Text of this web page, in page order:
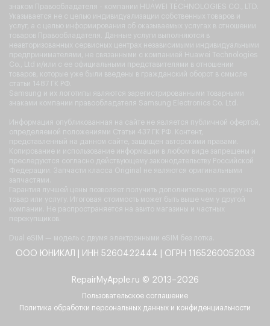
знаком Правообладателя - компании HUAWEI TECHNOLOGIES CO., LTD.
Указывается не с целью индивидуализации собственных товаров и
услуг, а с целью информирования об оказываемых услугах в отношении
товаров Правообладателя. Данные услуги выполняются в
неавторизованных сервисных центрах независимыми индивидуальными
предпринимателями, не связанными с компанией Huawei Technologies
Co., Ltd и/или с ее официальными представителями в отношении
товаров, которые уже были введены в гражданский оборот в смысле
статьи 1487 ГК РФ.
Samsung и их логотипы являются зарегистрированными товарными
знаками компании правообладателя Samsung Electronics Co. Ltd.
Информация опубликованная на сайте не является публичной офертой,
определяемой положениями Статьи 437 ГК РФ. Контент,
представленный на данном сайте, защищен авторскими правами.
Копирование и использование информации в любом виде запрещены и
преследуются согласно действующему законодательству Российской
Федерации. Запчасти класса Original не являются оригинальными
запчастями.
Гарантия лучшей цены позволяет получить дополнительную скидку на
товар или услугу. Итоговая стоимость может быть выше чем у другой
компании. Не распространяется на авито магазины и частных
перекупщиков.
Dual eSIM — модель с двумя электронными eSIM без лотка.
ООО ЮНИКАЛ | ИНН 5260422444 | ОГРН 1165260052033
RepairMyApple.ru © 2013–2026
Пользовательское соглашение
Политика обработки персональных данных и конфиденциальности